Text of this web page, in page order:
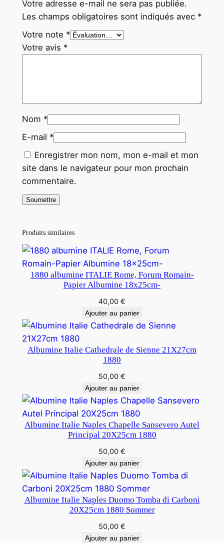
Votre adresse e-mail ne sera pas publiée.
Les champs obligatoires sont indiqués avec *
Votre note *
Votre avis *
Nom *
E-mail *
Enregistrer mon nom, mon e-mail et mon
site dans le navigateur pour mon prochain
commentaire.
Produits similaires
1880 albumine ITALIE Rome, Forum Romain-
Papier Albumine 18x25cm-
40,00 €
Ajouter au panier
Albumine Italie Cathedrale de Sienne 21X27cm
1880
50,00 €
Ajouter au panier
Albumine Italie Naples Chapelle Sansevero Autel
Principal 20X25cm 1880
50,00 €
Ajouter au panier
Albumine Italie Naples Duomo Tomba di Carboni
20X25cm 1880 Sommer
50,00 €
Ajouter au panier